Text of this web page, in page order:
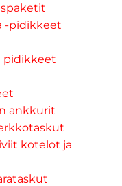
-pidikkeet
pidikkeet
ankkurit
kotelot ja